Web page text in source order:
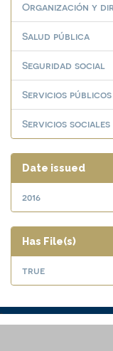
Organización y
Salud pública
Seguridad social
Servicios públicos
Servicios sociales
Date issued
2016
Has File(s)
true